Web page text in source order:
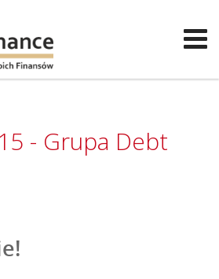
- Grupa Debt